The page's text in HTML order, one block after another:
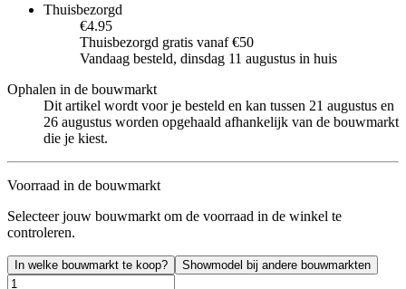
Thuisbezorgd
€4.95
Thuisbezorgd gratis vanaf €50
Vandaag besteld, dinsdag 11 augustus in huis
Ophalen in de bouwmarkt
Dit artikel wordt voor je besteld en kan tussen 21 augustus en
26 augustus worden opgehaald afhankelijk van de bouwmarkt
die je kiest.
Voorraad in de bouwmarkt
Selecteer jouw bouwmarkt om de voorraad in de winkel te
controleren.
In welke bouwmarkt te koop? Showmodel bij andere bouwmarkten